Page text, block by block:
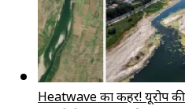
Heatwave का कहर! यूरोप